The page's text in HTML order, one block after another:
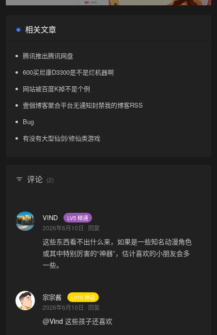
相关文章
腾讯推出腾讯网盘
600买尼康D3300是不是烂机器啊
网站被百度K掉不是个例
壹個博客聚合平台无通知封禁我的博客RSS
Bug
有没有大型仙剑/修仙类游戏
评论 (2)
VIND LV5 精通
2026年6月10日 回复
这些东西看不出什么来，如果是一些知名动漫角色
或其中特别厉害的“神器”，估计喜欢的小朋友会多
一些。
宗宗酱 LV10 神话
2026年6月10日 回复
@Vind 这些孩子还喜欢